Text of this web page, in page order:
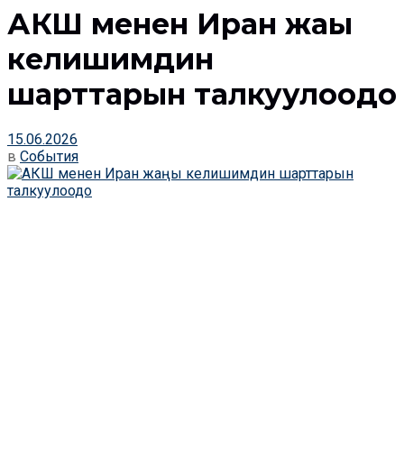
АКШ менен Иран жаңы
келишимдин
шарттарын талкуулоодо
15.06.2026
в События